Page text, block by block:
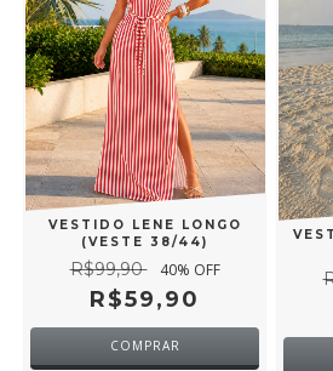
VESTIDO LENE LONGO
(VESTE 38/44)
R$99,90 40% OFF
R$59,90
COMPRAR